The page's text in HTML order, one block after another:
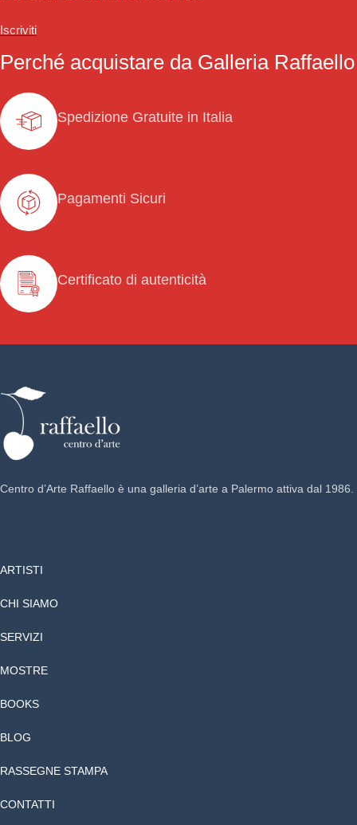
Iscriviti
Perché acquistare da Galleria Raffaello
Spedizione Gratuite in Italia
Pagamenti Sicuri
Certificato di autenticità
Centro d’Arte Raffaello è una galleria d’arte a Palermo attiva dal 1986.
ARTISTI
CHI SIAMO
SERVIZI
MOSTRE
BOOKS
BLOG
RASSEGNE STAMPA
CONTATTI